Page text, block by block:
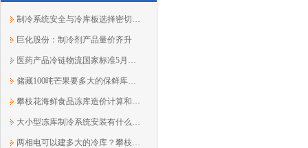
制冷系统安全与冷库板选择密切相关
巨化股份：制冷剂产品量价齐升
医药产品冷链物流国家标准5月开始实施
储藏100吨芒果要多大的保鲜库？13881933303
攀枝花海鲜食品冻库造价计算和配置说明
大小型冻库制冷系统安装有什么不同？138...
两相电可以建多大的冷库？攀枝花蓉众恒1...